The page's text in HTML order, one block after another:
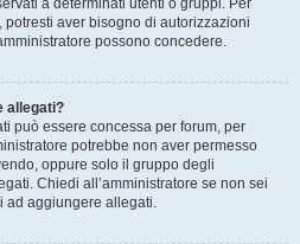
a determinati utenti o gruppi. Per
potresti aver bisogno di autorizzazioni
possono concedere.
allegati?
può essere concessa per forum, per
potrebbe non aver permesso
oppure solo il gruppo degli
Chiedi all’amministratore se non sei
ad aggiungere allegati.